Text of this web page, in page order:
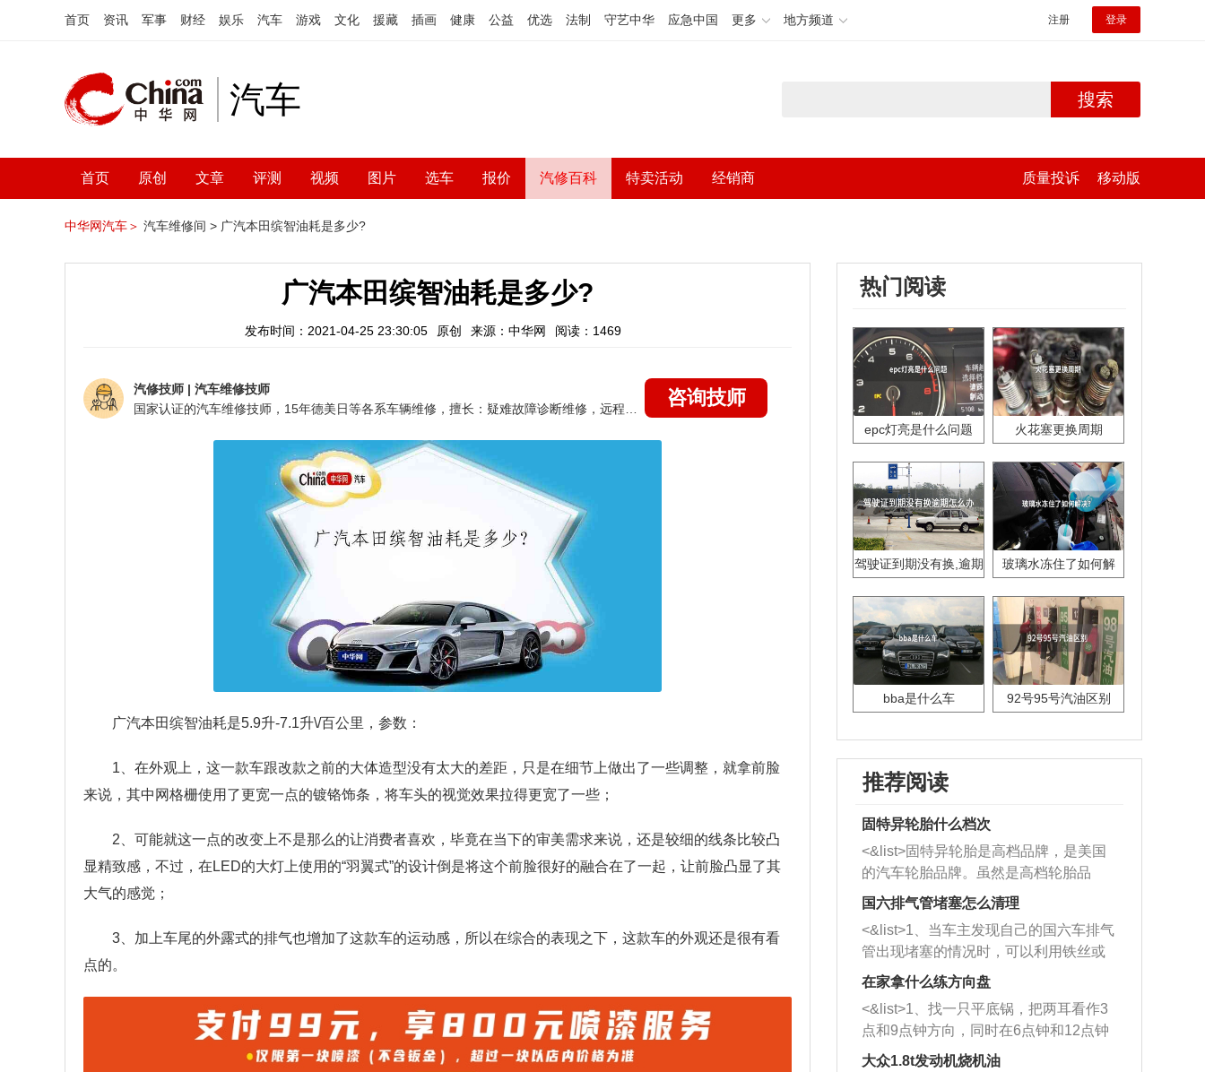
首页 资讯 军事 财经 娱乐 汽车 游戏 文化 援藏 插画 健康 公益 优选 法制 守艺中华 应急中国 更多 地方频道 注册 登录
汽车 搜索
首页 原创 文章 评测 视频 图片 选车 报价 汽修百科 特卖活动 经销商 质量投诉 移动版
中华网汽车＞ 汽车维修间 > 广汽本田缤智油耗是多少?
广汽本田缤智油耗是多少?
发布时间：2021-04-25 23:30:05 原创 来源：中华网 阅读：1469
汽修技师 | 汽车维修技师
咨询技师
广汽本田缤智油耗是5.9升-7.1升\/百公里，参数：
1、在外观上，这一款车跟改款之前的大体造型没有太大的差距，只是在细节上做出了一些调整，就拿前脸
来说，其中网格栅使用了更宽一点的镀铬饰条，将车头的视觉效果拉得更宽了一些；
2、可能就这一点的改变上不是那么的让消费者喜欢，毕竟在当下的审美需求来说，还是较细的线条比较凸
显精致感，不过，在LED的大灯上使用的“羽翼式”的设计倒是将这个前脸很好的融合在了一起，让前脸凸显了其
大气的感觉；
3、加上车尾的外露式的排气也增加了这款车的运动感，所以在综合的表现之下，这款车的外观还是很有看
点的。
热门阅读
epc灯亮是什么问题 火花塞更换周期
驾驶证到期没有换,逾期
玻璃水冻住了如何解
bba是什么车 92号95号汽油区别
推荐阅读
固特异轮胎什么档次
<&list>固特异轮胎是高档品牌，是美国
的汽车轮胎品牌。虽然是高档轮胎品
牌，但是中高低端的轮胎都有生产，这
也是为了更好的开拓市场。
国六排气管堵塞怎么清理
<&list>1、当车主发现自己的国六车排气
管出现堵塞的情况时，可以利用铁丝或
者是细棍，直接将杂物给取出来，如果
堵塞情况比较严重，也可以采取应急措
施。 <&list>2、直接利用木棍将所有的
杂物推到排气管里面的位置处，然后将
三元催化器拆解开，就可以将堵塞的东
在家拿什么练方向盘
<&list>1、找一只平底锅，把两耳看作3
点和9点钟方向，同时在6点钟和12点钟
方向做一个标记。 <&list>2、双手握住
大众1.8t发动机烧机油